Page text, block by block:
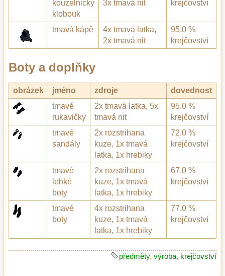
kouzelnický
klobouk
3x tmavá nit
krejčovství
tmavá kápě
4x tmavá latka,
2x tmavá nit
95.0 %
krejčovství
Boty a doplňky
obrázek jméno zdroje
dovednost
tmavé
rukavičky
2x tmavá latka, 5x
tmavá nit
95.0 %
krejčovství
tmavé
sandály
2x rozstrihana
kuze, 1x tmavá
latka, 1x hrebiky
72.0 %
krejčovství
tmavé
lehké
boty
2x rozstrihana
kuze, 1x tmavá
latka, 1x hrebiky
67.0 %
krejčovství
tmavé
boty
4x rozstrihana
kuze, 1x tmavá
latka, 1x hrebiky
77.0 %
krejčovství
předměty, výroba, krejčovství